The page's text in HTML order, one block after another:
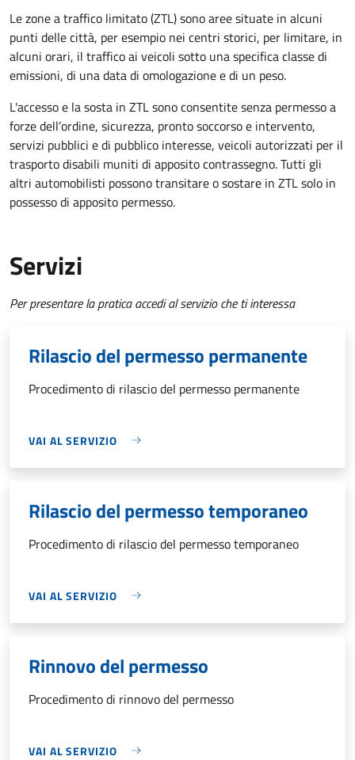
Le zone a traffico limitato (ZTL) sono aree situate in alcuni
punti delle città, per esempio nei centri storici, per limitare, in
alcuni orari, il traffico ai veicoli sotto una specifica classe di
emissioni, di una data di omologazione e di un peso.
L'accesso e la sosta in ZTL sono consentite senza permesso a
forze dell’ordine, sicurezza, pronto soccorso e intervento,
servizi pubblici e di pubblico interesse, veicoli autorizzati per il
trasporto disabili muniti di apposito contrassegno. Tutti gli
altri automobilisti possono transitare o sostare in ZTL solo in
possesso di apposito permesso.
Servizi
Per presentare la pratica accedi al servizio che ti interessa
Rilascio del permesso permanente
Procedimento di rilascio del permesso permanente
VAI AL SERVIZIO
Rilascio del permesso temporaneo
Procedimento di rilascio del permesso temporaneo
VAI AL SERVIZIO
Rinnovo del permesso
Procedimento di rinnovo del permesso
VAI AL SERVIZIO